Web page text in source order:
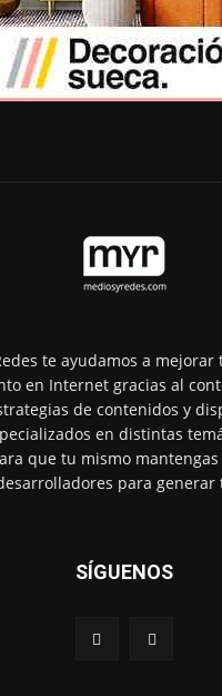
te ayudamos a mejorar
en Internet gracias al
de contenidos y
en distintas
que tu mismo
para generar
SÍGUENOS